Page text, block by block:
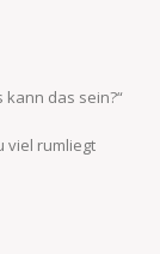
kann das sein?“
viel rumliegt